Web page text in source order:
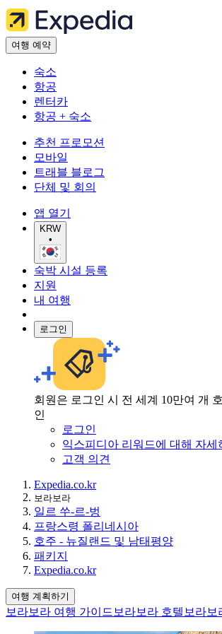
여행 예약
숙소
항공
렌터카
항공 + 숙소
추천 프로모션
모바일
트래블 블로그
단체 및 회의
앱 열기
KRW
•
숙박 시설 등록
지원
내 여행
로그인
회원은 로그인 시 전 세계 10만여 개
인
로그인
익스피디아 리워드에 대해 자세
고객 의견
Expedia.co.kr
보라보라
일르 쑤-르-벙
프랑스령 폴리네시아
호주 - 뉴질랜드 및 남태평양
패키지
Expedia.co.kr
여행 계획하기
보라보라 여행 가이드 보라보라 호텔 보라보